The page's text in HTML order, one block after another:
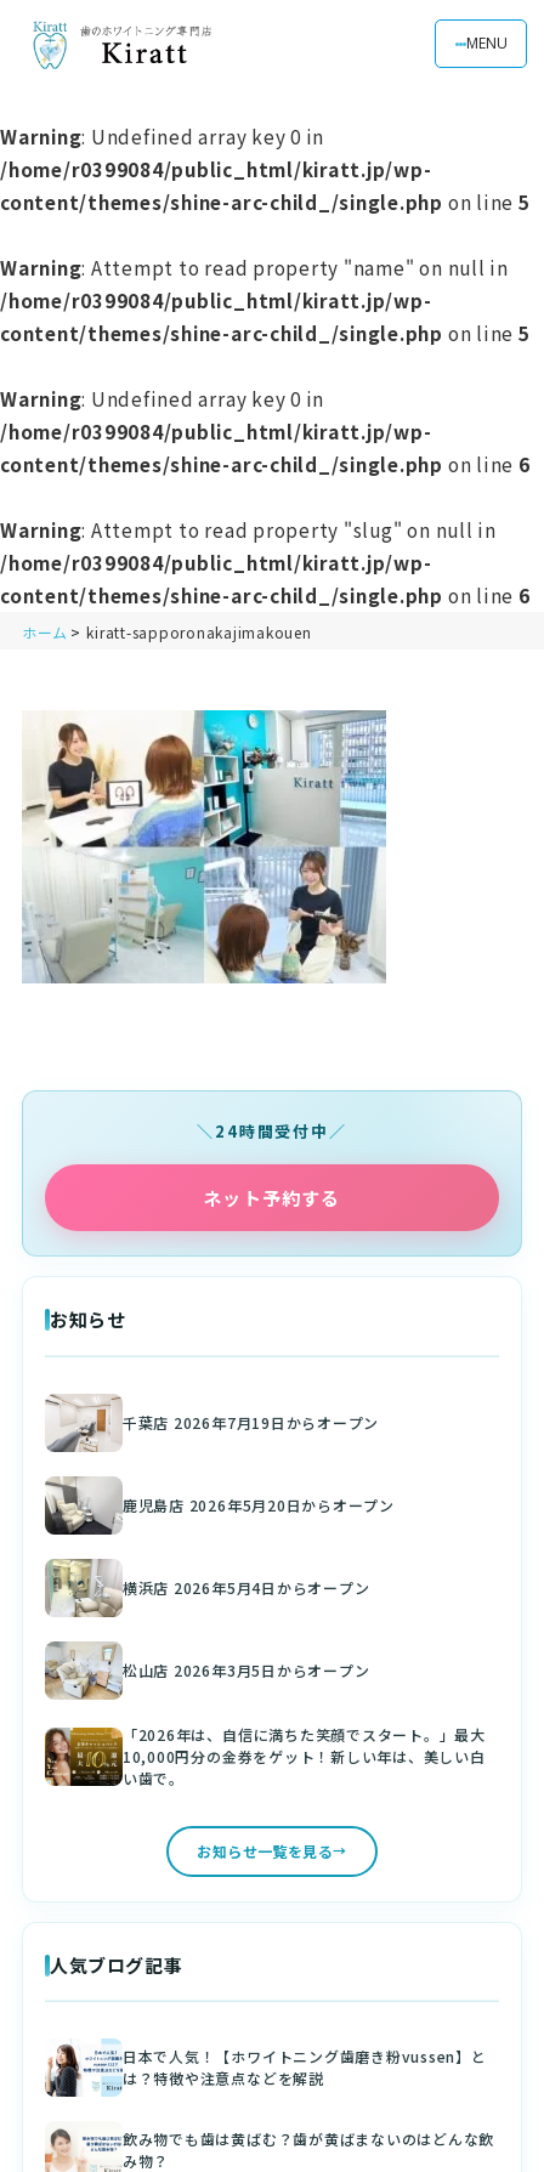
MENU
Warning: Undefined array key 0 in
/home/r0399084/public_html/kiratt.jp/wp-
content/themes/shine-arc-child_/single.php on line 5
Warning: Attempt to read property "name" on null in
/home/r0399084/public_html/kiratt.jp/wp-
content/themes/shine-arc-child_/single.php on line 5
Warning: Undefined array key 0 in
/home/r0399084/public_html/kiratt.jp/wp-
content/themes/shine-arc-child_/single.php on line 6
Warning: Attempt to read property "slug" on null in
/home/r0399084/public_html/kiratt.jp/wp-
content/themes/shine-arc-child_/single.php on line 6
ホーム kiratt-sapporonakajimakouen
24時間受付中
ネット予約する
お知らせ
千葉店 2026年7月19日からオープン
鹿児島店 2026年5月20日からオープン
横浜店 2026年5月4日からオープン
松山店 2026年3月5日からオープン
「2026年は、自信に満ちた笑顔でスタート。」最大
10,000円分の金券をゲット！新しい年は、美しい白
い歯で。
お知らせ一覧を見る
人気ブログ記事
日本で人気！【ホワイトニング歯磨き粉vussen】と
は？特徴や注意点などを解説
飲み物でも歯は黄ばむ？歯が黄ばまないのはどんな飲
み物？